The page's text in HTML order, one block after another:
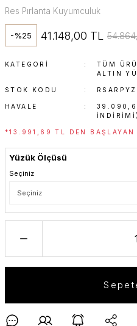
Res Pırlanta Kuyumculuk
-%25 41.148,00 TL
KATEGORI TÜM
ALTIN
STOK KODU
HAVALE
INDIRIMI)
*13.991,69 TL DEN BAŞLAYAN
Yüzük Ölçüsü
Seçiniz